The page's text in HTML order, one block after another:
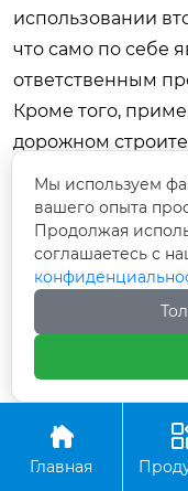
использовании
что само по себе
ответственным
Кроме того,
дорожном
температуры
рециклинга
потребность в
Реконструкция
не просто
которое меняет

Главная
Мы используем
вашего опыта
Продолжая
соглашаетесь с